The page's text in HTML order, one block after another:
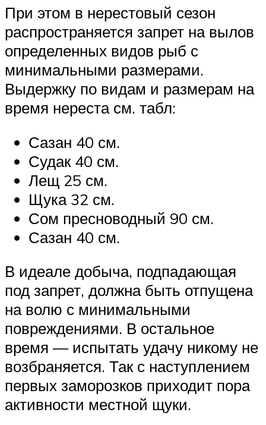
При этом в нерестовый сезон
распространяется запрет на вылов
определенных видов рыб с
минимальными размерами.
Выдержку по видам и размерам на
время нереста см. табл:
Сазан 40 см.
Судак 40 см.
Лещ 25 см.
Щука 32 см.
Сом пресноводный 90 см.
Сазан 40 см.
В идеале добыча, подпадающая
под запрет, должна быть отпущена
на волю с минимальными
повреждениями. В остальное
время — испытать удачу никому не
возбраняется. Так с наступлением
первых заморозков приходит пора
активности местной щуки.